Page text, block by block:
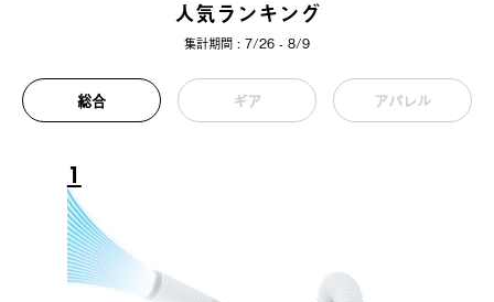
人気ランキング
集計期間 : 7/26 - 8/9
総合 ギア アパレル
1